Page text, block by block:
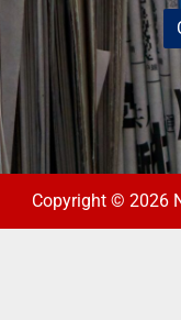
Copyright © 2026